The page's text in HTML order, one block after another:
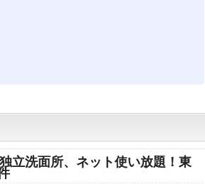
立洗面所、ネット使い放題！東